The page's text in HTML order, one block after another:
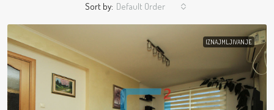
Sort by: Default Order
IZNAJMLJIVANJE